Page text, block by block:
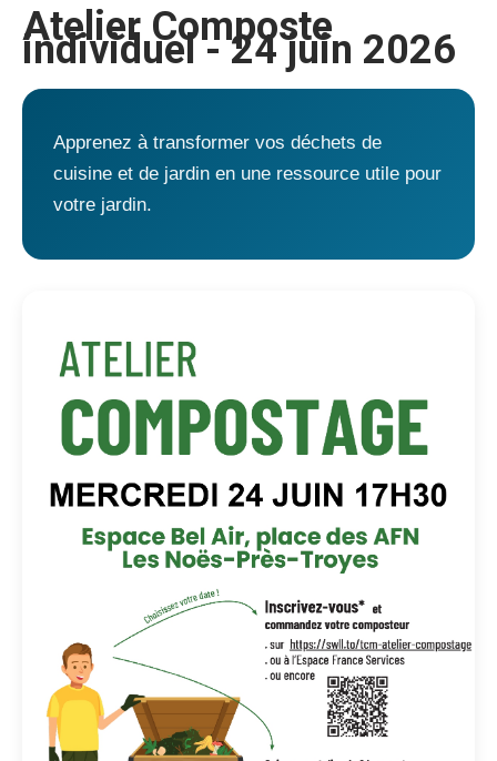
Atelier Composte
individuel - 24 juin 2026
Apprenez à transformer vos déchets de
cuisine et de jardin en une ressource utile pour
votre jardin.